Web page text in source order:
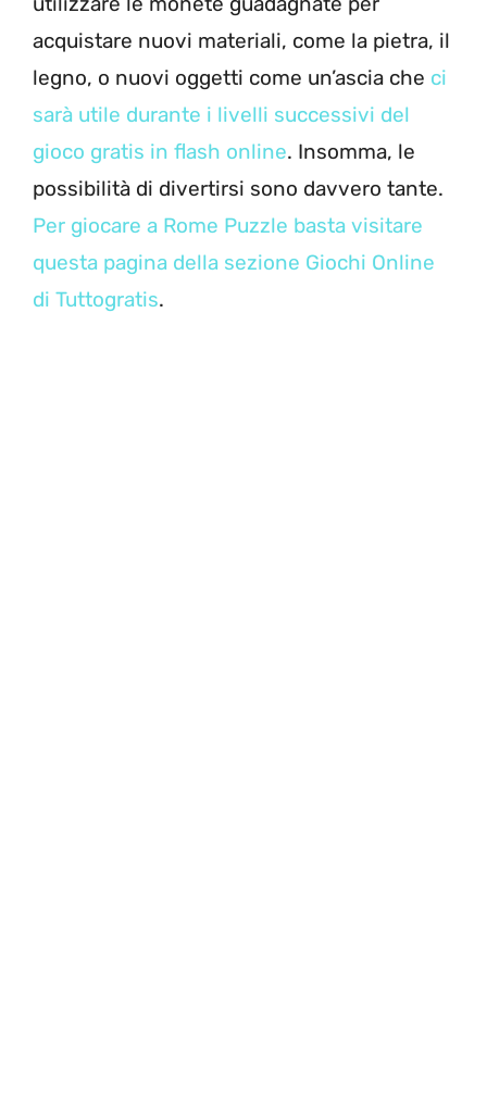
acquistare nuovi materiali, come la pietra, il
legno, o nuovi oggetti come un’ascia che ci
sarà utile durante i livelli successivi del
gioco gratis in flash online. Insomma, le
possibilità di divertirsi sono davvero tante.
Per giocare a Rome Puzzle basta visitare
questa pagina della sezione Giochi Online
di Tuttogratis.